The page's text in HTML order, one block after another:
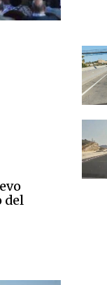
del